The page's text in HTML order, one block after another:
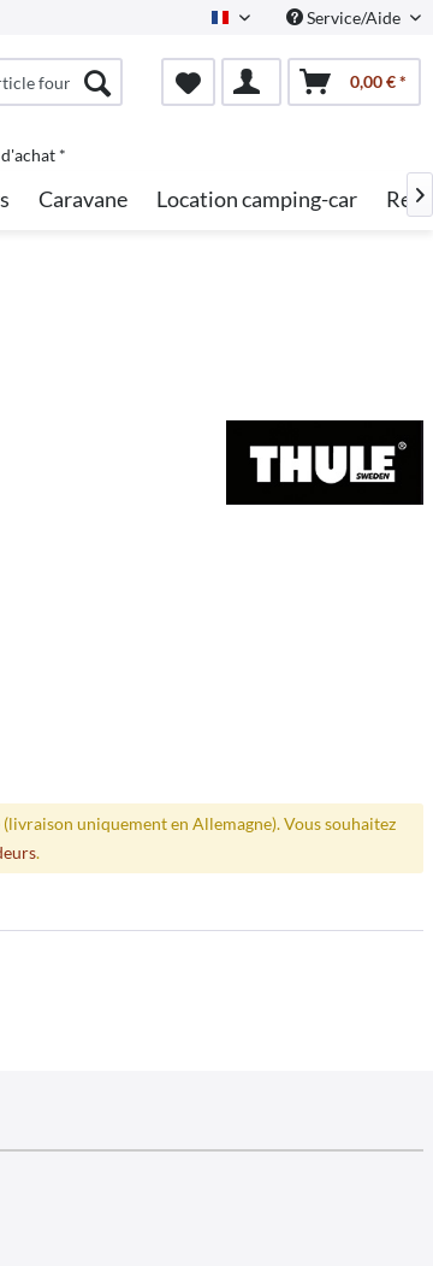
French Service/Aide
0,00 € *
*
Caravane Location camping-car 
uniquement en Allemagne). Vous souhaitez
.